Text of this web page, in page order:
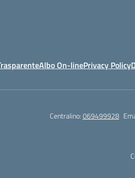
Albo On-linePrivacy Policy
Centralino:069499928